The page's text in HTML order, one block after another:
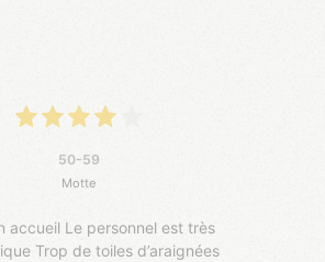
50-59
Motte
accueil Le personnel est très
Trop de toiles d’araignées